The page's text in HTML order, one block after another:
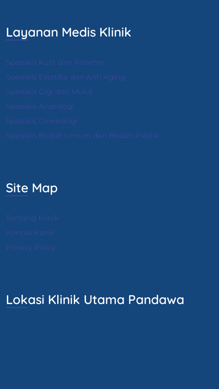
Layanan Medis Klinik
Spesialis Kulit dan Kelamin
Spesialis Estetika dan Anti Aging
Spesialis Gigi dan Mulut
Spesialis Andrologi
Spesialis Ginekologi
Spesialis Bedah Umum dan Bedah Plastik
Site Map
Tentang Klinik
Kontak Kami
Privacy Policy
Lokasi Klinik Utama Pandawa